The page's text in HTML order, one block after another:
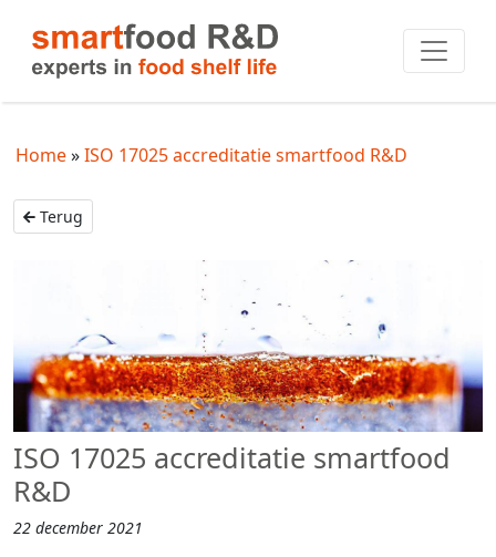
Home ISO 17025 accreditatie smartfood R&D
Terug
ISO 17025 accreditatie smartfood
R&D
22 december 2021